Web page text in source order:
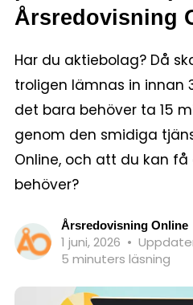
Årsredovisning
Har du aktiebolag? Då
troligen lämnas in innan
det bara behöver ta 15
genom den smidiga
Online, och att du kan få
behöver?
Årsredovisning Online
1 juni, 2026 •
5 minuters läsning